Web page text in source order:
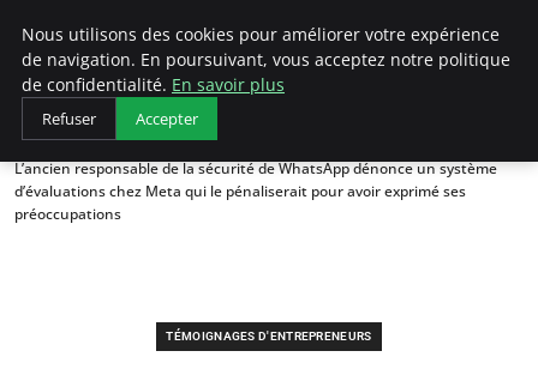
LECFCM
Accueil
Témoignages d'entrepreneurs
L’ancien responsable de la sécurité de WhatsApp dénonce un système
d’évaluations chez Meta qui le pénaliserait pour avoir exprimé ses
préoccupations
TÉMOIGNAGES D'ENTREPRENEURS
Nous utilisons des cookies pour améliorer votre expérience
de navigation. En poursuivant, vous acceptez notre politique
de confidentialité. En savoir plus
Refuser Accepter